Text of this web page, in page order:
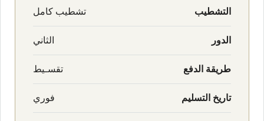
التشطيب تشطيب كامل
الدور الثاني
طريقة الدفع تقسـيط
تاريخ التسليم فوري